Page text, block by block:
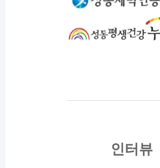
인터뷰